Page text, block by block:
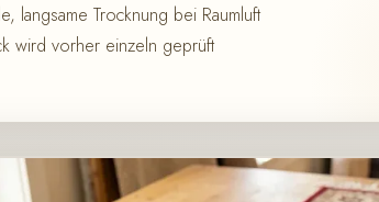
langsame Trocknung bei Raumluft
wird vorher einzeln geprüft